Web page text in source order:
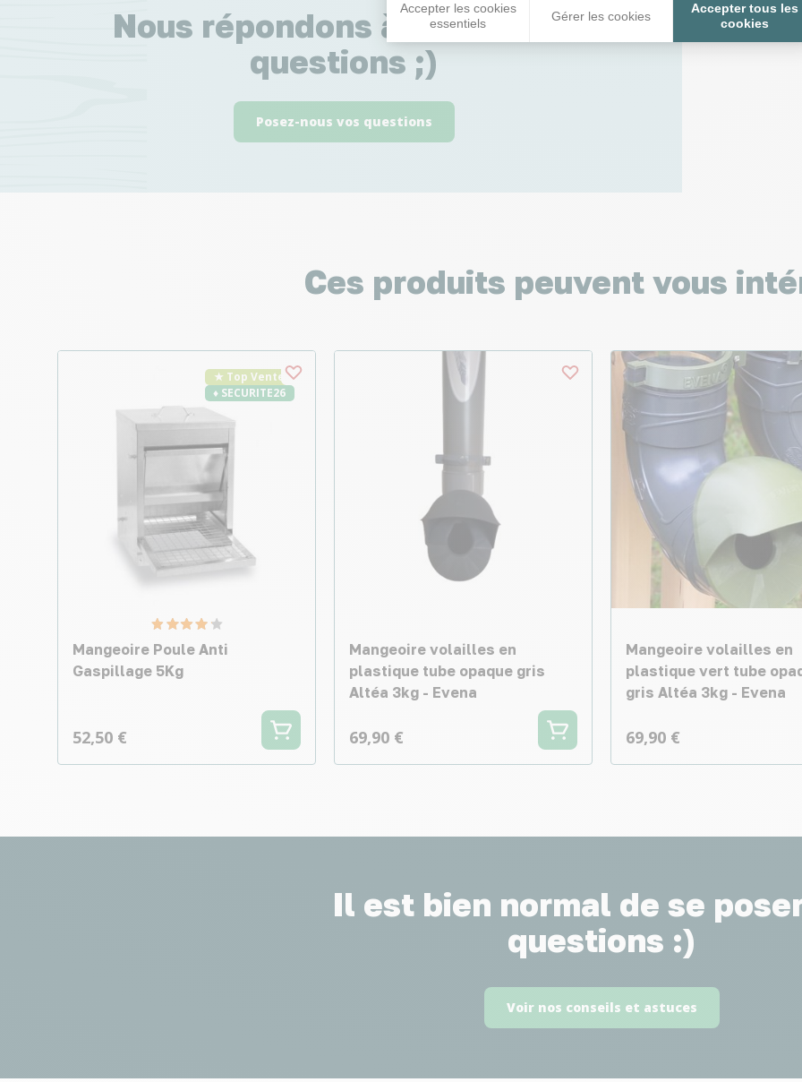
Accepter les cookies
essentiels
Gérer les cookies
Accepter tous les
cookies
Nous répondons à toutes vos
questions ;)
Posez-nous vos questions
Ces produits peuvent vous
★ Top Vente
♦ SECURITE26
Mangeoire Poule Anti
Gaspillage 5Kg
52,50 €
Mangeoire volailles en
plastique tube opaque gris
Altéa 3kg - Evena
69,90 €
Mangeoire volailles en
plastique vert tube
gris Altéa 3kg - Evena
69,90 €
Il est bien normal de se
questions :)
Voir nos conseils et astuces